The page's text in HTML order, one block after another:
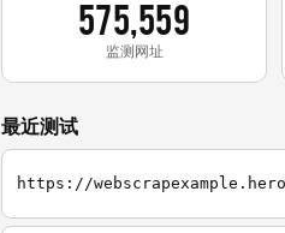
575,559
监测网址
最近测试